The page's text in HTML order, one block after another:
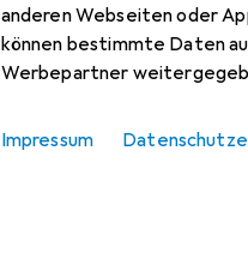
anderen Webseiten oder
können bestimmte Daten
Werbepartner
Impressum
Hier findest du